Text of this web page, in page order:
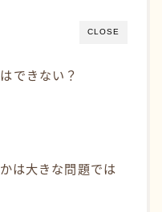
CLOSE
できない？
は大きな問題では